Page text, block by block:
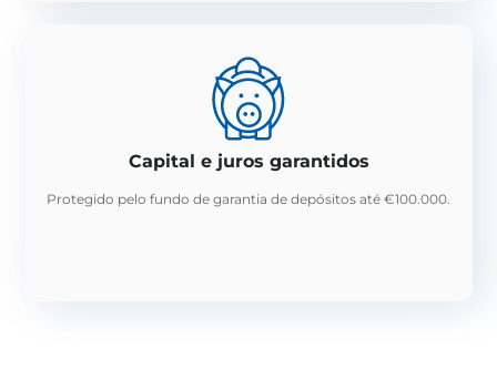
Capital e juros garantidos
Protegido pelo fundo de garantia de depósitos até €100.000.